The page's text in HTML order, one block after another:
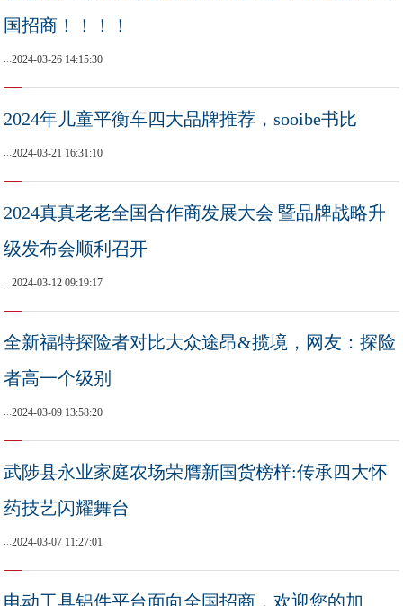
国招商！！！！
...2024-03-26 14:15:30
2024年儿童平衡车四大品牌推荐，sooibe书比
...2024-03-21 16:31:10
2024真真老老全国合作商发展大会 暨品牌战略升
级发布会顺利召开
...2024-03-12 09:19:17
全新福特探险者对比大众途昂&揽境，网友：探险
者高一个级别
...2024-03-09 13:58:20
武陟县永业家庭农场荣膺新国货榜样:传承四大怀
药技艺闪耀舞台
...2024-03-07 11:27:01
电动工具铝件平台面向全国招商，欢迎您的加